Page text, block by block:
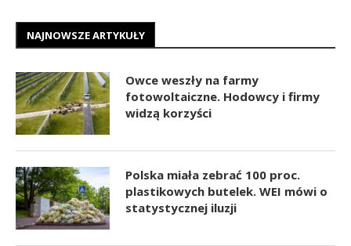
NAJNOWSZE ARTYKUŁY
Owce weszły na farmy
fotowoltaiczne. Hodowcy i firmy
widzą korzyści
Polska miała zebrać 100 proc.
plastikowych butelek. WEI mówi o
statystycznej iluzji